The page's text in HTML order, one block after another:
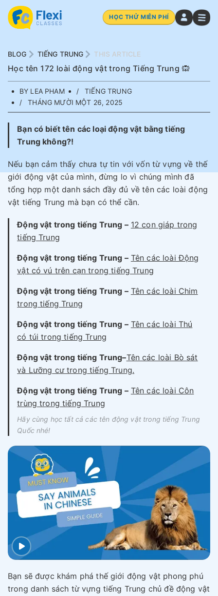
HỌC THỬ MIỄN PHÍ
BLOG TIẾNG TRUNG THIS ARTICLE
Học tên 172 loài động vật trong Tiếng Trung 🙉
BY LEA PHAM
TIẾNG TRUNG
THÁNG MƯỜI MỘT 26, 2025
Bạn có biết tên các loại động vật bằng tiếng
Trung không?!
Nếu bạn cảm thấy chưa tự tin với vốn từ vựng về thế
giới động vật của mình, đừng lo vì chúng mình đã
tổng hợp một danh sách đầy đủ về tên các loài động
vật tiếng Trung mà bạn có thể cần.
Động vật trong tiếng Trung – 12 con giáp trong
tiếng Trung
Động vật trong tiếng Trung – Tên các loài Động
vật có vú trên cạn trong tiếng Trung
Động vật trong tiếng Trung – Tên các loài Chim
trong tiếng Trung
Động vật trong tiếng Trung – Tên các loài Thú
có túi trong tiếng Trung
Động vật trong tiếng Trung–Tên các loài Bò sát
và Lưỡng cư trong tiếng Trung.
Động vật trong tiếng Trung – Tên các loài Côn
trùng trong tiếng Trung
Hãy cùng học tất cả các tên động vật trong tiếng Trung
Quốc nhé!
Bạn sẽ được khám phá thế giới động vật phong phú
trong danh sách từ vựng tiếng Trung chủ đề động vật